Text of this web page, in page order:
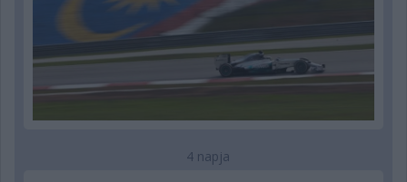
4 napja